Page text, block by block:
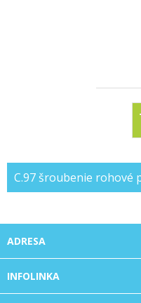
C.97 šroubenie rohové
ADRESA
INFOLINKA